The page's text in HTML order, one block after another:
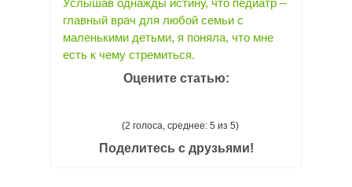
Услышав однажды истину, что педиатр –
главный врач для любой семьи с
маленькими детьми, я поняла, что мне
есть к чему стремиться.
Оцените статью:
(2 голоса, среднее: 5 из 5)
Поделитесь с друзьями!